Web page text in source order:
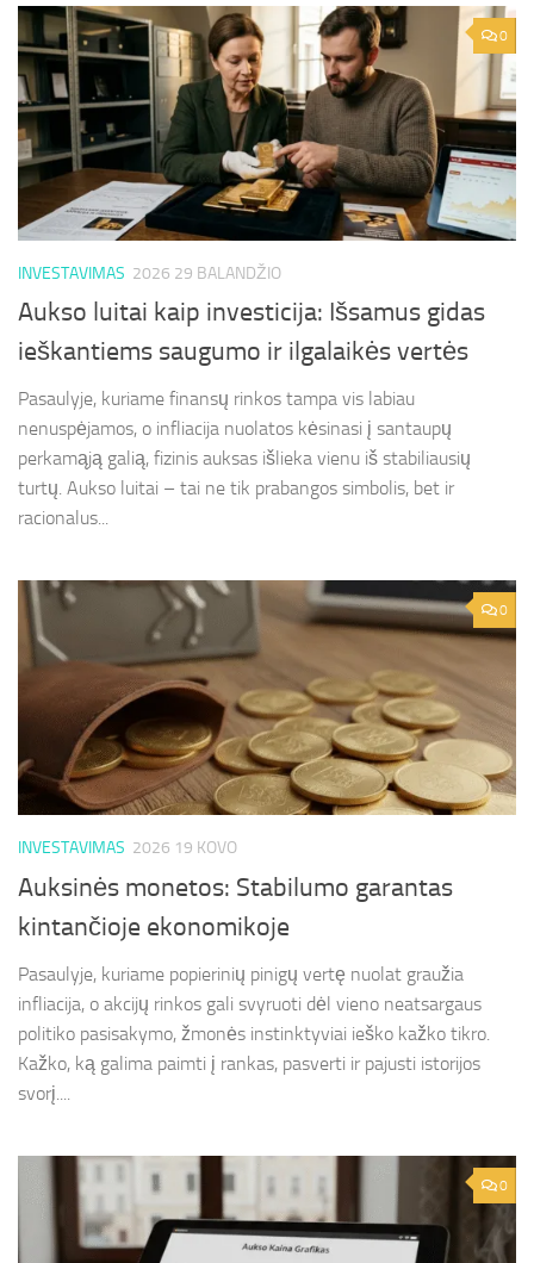
0
INVESTAVIMAS 2026 29 BALANDŽIO
Aukso luitai kaip investicija: Išsamus gidas
ieškantiems saugumo ir ilgalaikės vertės
Pasaulyje, kuriame finansų rinkos tampa vis labiau
nenuspėjamos, o infliacija nuolatos kėsinasi į santaupų
perkamąją galią, fizinis auksas išlieka vienu iš stabiliausių
turtų. Aukso luitai – tai ne tik prabangos simbolis, bet ir
racionalus...
0
INVESTAVIMAS 2026 19 KOVO
Auksinės monetos: Stabilumo garantas
kintančioje ekonomikoje
Pasaulyje, kuriame popierinių pinigų vertę nuolat graužia
infliacija, o akcijų rinkos gali svyruoti dėl vieno neatsargaus
politiko pasisakymo, žmonės instinktyviai ieško kažko tikro.
Kažko, ką galima paimti į rankas, pasverti ir pajusti istorijos
svorį....
0